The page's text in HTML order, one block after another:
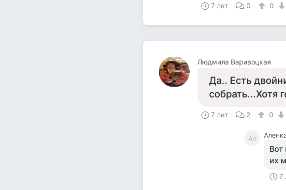
7 лет 0 0
Людмила Варивоцкая
Да.. Есть
собрать...Хотя
7 лет 2 0
Ал
Вот
их
7